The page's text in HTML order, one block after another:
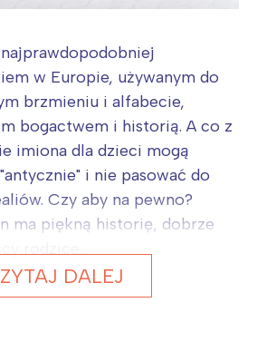
w Europie, używanym do
brzmieniu i alfabecie,
bogactwem i historią. A co z
imiona dla dzieci mogą
i nie pasować do
Czy aby na pewno?
ma piękną historię, dobrze
DALEJ